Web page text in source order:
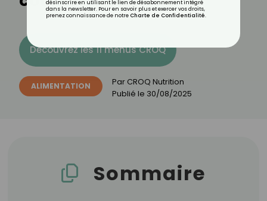
Découvrez les 11 menus CROQ
ALIMENTATION Par CROQ Nutrition
Publié le 30/08/2025
Sommaire
désinscrire en utilisant le lien de désabonnement intégré
dans la newsletter. Pour en savoir plus et exercer vos droits,
prenez connaissance de notre Charte de Confidentialité.